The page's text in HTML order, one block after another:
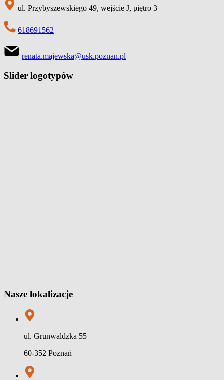
ul. Przybyszewskiego 49, wejście J, piętro 3
618691562
renata.majewska@usk.poznan.pl
Slider logotypów
Nasze lokalizacje
ul. Grunwaldzka 55
60-352 Poznań